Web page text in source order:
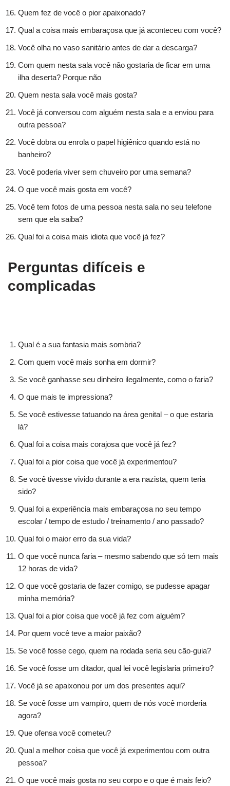
Quem fez de você o pior apaixonado?
Qual a coisa mais embaraçosa que já aconteceu com você?
Você olha no vaso sanitário antes de dar a descarga?
Com quem nesta sala você não gostaria de ficar em uma
ilha deserta? Porque não
Quem nesta sala você mais gosta?
Você já conversou com alguém nesta sala e a enviou para
outra pessoa?
Você dobra ou enrola o papel higiênico quando está no
banheiro?
Você poderia viver sem chuveiro por uma semana?
O que você mais gosta em você?
Você tem fotos de uma pessoa nesta sala no seu telefone
sem que ela saiba?
Qual foi a coisa mais idiota que você já fez?
Perguntas difíceis e
complicadas
Qual é a sua fantasia mais sombria?
Com quem você mais sonha em dormir?
Se você ganhasse seu dinheiro ilegalmente, como o faria?
O que mais te impressiona?
Se você estivesse tatuando na área genital – o que estaria
lá?
Qual foi a coisa mais corajosa que você já fez?
Qual foi a pior coisa que você já experimentou?
Se você tivesse vivido durante a era nazista, quem teria
sido?
Qual foi a experiência mais embaraçosa no seu tempo
escolar / tempo de estudo / treinamento / ano passado?
Qual foi o maior erro da sua vida?
O que você nunca faria – mesmo sabendo que só tem mais
12 horas de vida?
O que você gostaria de fazer comigo, se pudesse apagar
minha memória?
Qual foi a pior coisa que você já fez com alguém?
Por quem você teve a maior paixão?
Se você fosse cego, quem na rodada seria seu cão-guia?
Se você fosse um ditador, qual lei você legislaria primeiro?
Você já se apaixonou por um dos presentes aqui?
Se você fosse um vampiro, quem de nós você morderia
agora?
Que ofensa você cometeu?
Qual a melhor coisa que você já experimentou com outra
pessoa?
O que você mais gosta no seu corpo e o que é mais feio?